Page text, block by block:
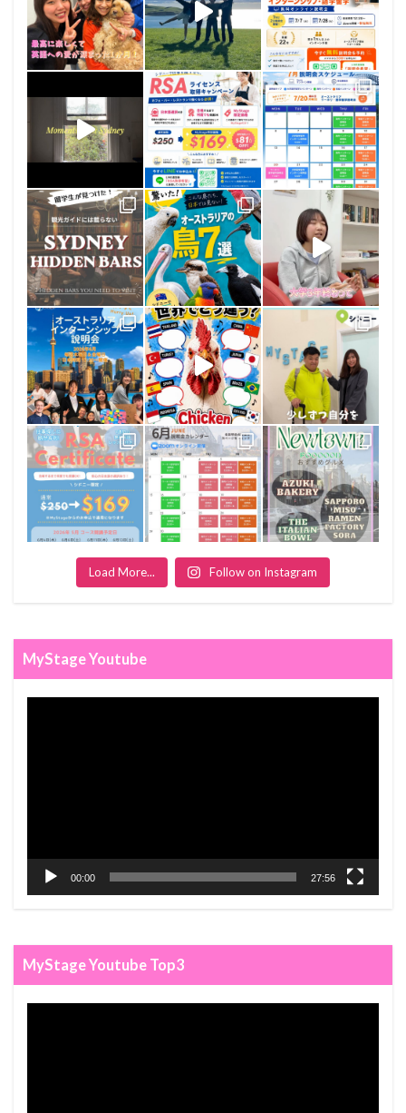
Load More... Follow on Instagram
MyStage Youtube
Video
00:00 27:56
MyStage Youtube Top3
Video